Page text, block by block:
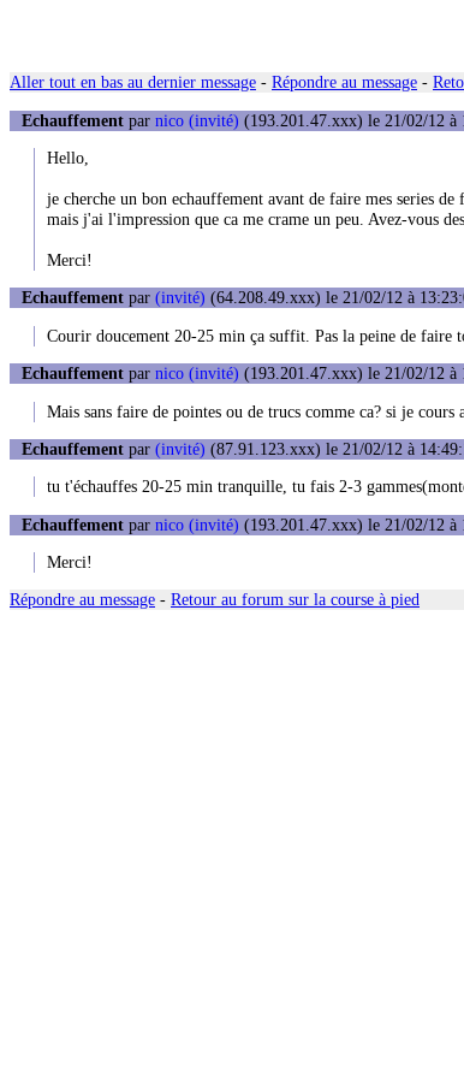
Aller tout en bas au dernier message - Répondre au message -
Echauffement par nico (invité) (193.201.47.xxx) le 21/02/12 à
Hello,
je cherche un bon echauffement avant de faire mes series
mais j'ai l'impression que ca me crame un peu. Avez-vous
Merci!
Echauffement par (invité) (64.208.49.xxx) le 21/02/12 à
Courir doucement 20-25 min ça suffit. Pas la peine de faire
Echauffement par nico (invité) (193.201.47.xxx) le 21/02/12 à
Mais sans faire de pointes ou de trucs comme ca? si je
Echauffement par (invité) (87.91.123.xxx) le 21/02/12 à
tu t'échauffes 20-25 min tranquille, tu fais 2-3
Echauffement par nico (invité) (193.201.47.xxx) le 21/02/12 à
Merci!
Répondre au message - Retour au forum sur la course à pied